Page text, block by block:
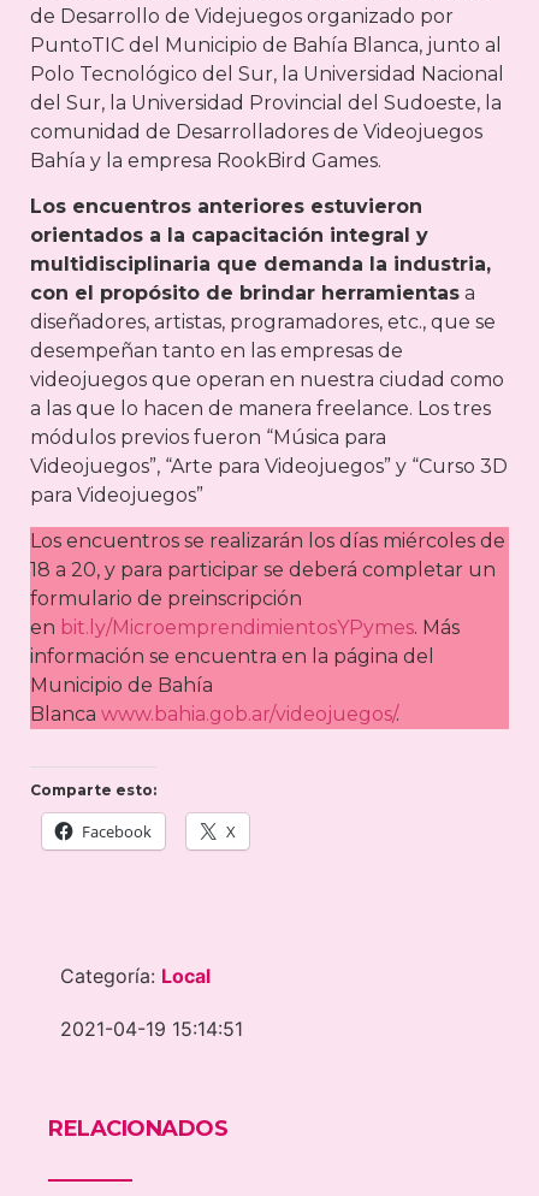
de Desarrollo de Videjuegos organizado por
PuntoTIC del Municipio de Bahía Blanca, junto al
Polo Tecnológico del Sur, la Universidad Nacional
del Sur, la Universidad Provincial del Sudoeste, la
comunidad de Desarrolladores de Videojuegos
Bahía y la empresa RookBird Games.
Los encuentros anteriores estuvieron
orientados a la capacitación integral y
multidisciplinaria que demanda la industria,
con el propósito de brindar herramientas a
diseñadores, artistas, programadores, etc., que se
desempeñan tanto en las empresas de
videojuegos que operan en nuestra ciudad como
a las que lo hacen de manera freelance. Los tres
módulos previos fueron “Música para
Videojuegos”, “Arte para Videojuegos” y “Curso 3D
para Videojuegos”
Los encuentros se realizarán los días miércoles de
18 a 20, y para participar se deberá completar un
formulario de preinscripción
en bit.ly/MicroemprendimientosYPymes⁣. Más
información se encuentra en la página del
Municipio de Bahía
Blanca www.bahia.gob.ar/videojuegos/.
Comparte esto:
Facebook X
Categoría: Local
2021-04-19 15:14:51
RELACIONADOS